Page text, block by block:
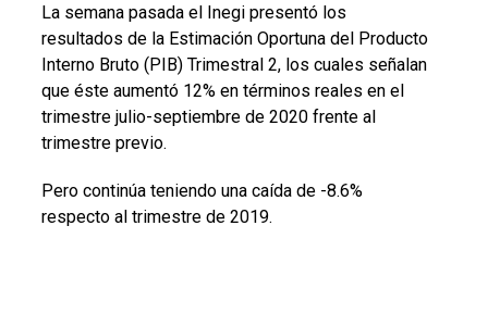
La semana pasada el Inegi presentó los
resultados de la Estimación Oportuna del Producto
Interno Bruto (PIB) Trimestral 2, los cuales señalan
que éste aumentó 12% en términos reales en el
trimestre julio-septiembre de 2020 frente al
trimestre previo.
Pero continúa teniendo una caída de -8.6%
respecto al trimestre de 2019.